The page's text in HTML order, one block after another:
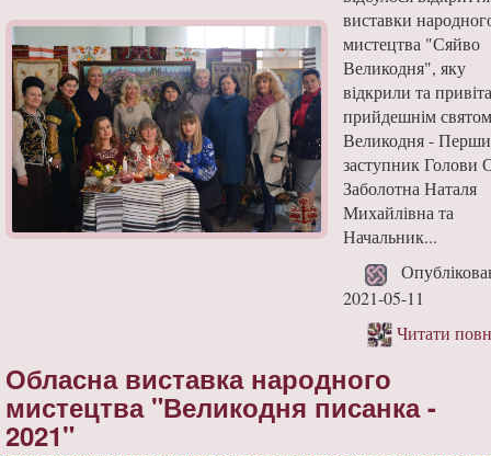
виставки
мистецтва "Сяйво
Великодня", яку
відкрили та
прийдешнім святом
Великодня -
заступник
Заболотна Наталя
Михайлівна та
Начальник...
2021-05-11
Читати
Обласна виставка народного
мистецтва "Великодня писанка -
2021"